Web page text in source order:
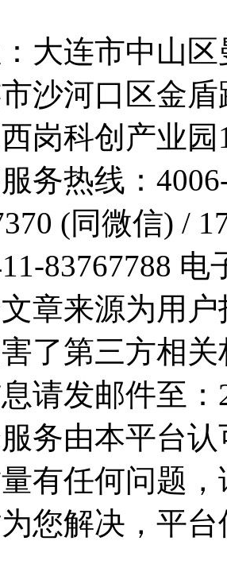
大连市中山
沙河口区金
岗科创产业
务热线：
(同微信) /
83767788
章来源为用
了第三方相
请发邮件至：
务由本平台
有任何问题
您解决，平